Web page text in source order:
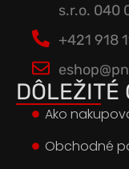
s.r.o. 040
+421 918
DÔLEŽITÉ
Ako
Obchodné